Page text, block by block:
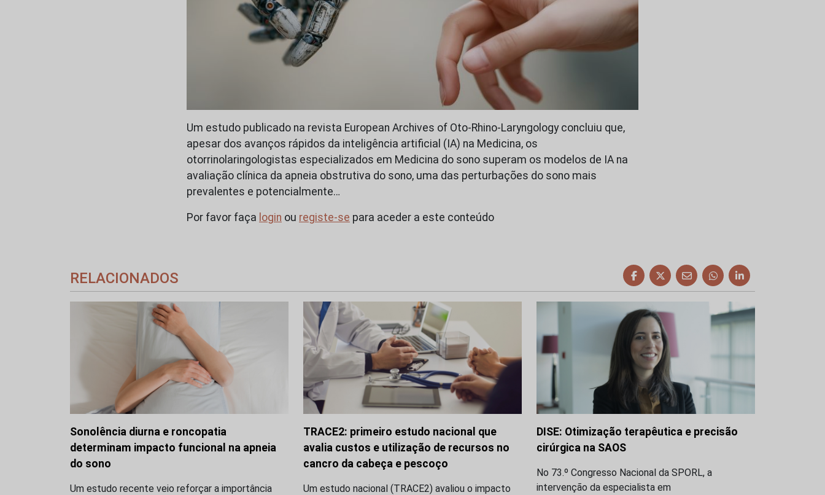
Um estudo publicado na revista European Archives of Oto‑Rhino‑Laryngology concluiu que,
apesar dos avanços rápidos da inteligência artificial (IA) na Medicina, os
otorrinolaringologistas especializados em Medicina do sono superam os modelos de IA na
avaliação clínica da apneia obstrutiva do sono, uma das perturbações do sono mais
prevalentes e potencialmente…
Por favor faça login ou registe-se para aceder a este conteúdo
RELACIONADOS
Sonolência diurna e roncopatia
determinam impacto funcional na apneia
do sono
Um estudo recente veio reforçar a importância
TRACE2: primeiro estudo nacional que
avalia custos e utilização de recursos no
cancro da cabeça e pescoço
Um estudo nacional (TRACE2) avaliou o impacto
DISE: Otimização terapêutica e precisão
cirúrgica na SAOS
No 73.º Congresso Nacional da SPORL, a
intervenção da especialista em